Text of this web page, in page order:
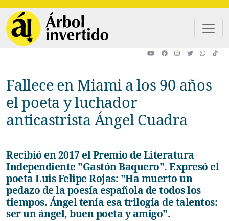
Fallece en Miami a los 90 años
el poeta y luchador
anticastrista Ángel Cuadra
Recibió en 2017 el Premio de Literatura
Independiente "Gastón Baquero". Expresó el
poeta Luis Felipe Rojas: "Ha muerto un
pedazo de la poesía española de todos los
tiempos. Ángel tenía esa trilogía de talentos:
ser un ángel, buen poeta y amigo".